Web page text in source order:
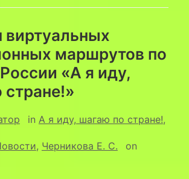
маршрутов по
«А я иду,
in А я иду, шагаю по стране!,
, Черникова Е. С. on